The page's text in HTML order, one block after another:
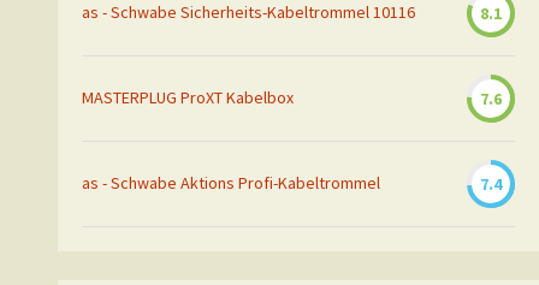
as - Schwabe Sicherheits-Kabeltrommel 10116 8.1
MASTERPLUG ProXT Kabelbox 7.6
as - Schwabe Aktions Profi-Kabeltrommel 7.4